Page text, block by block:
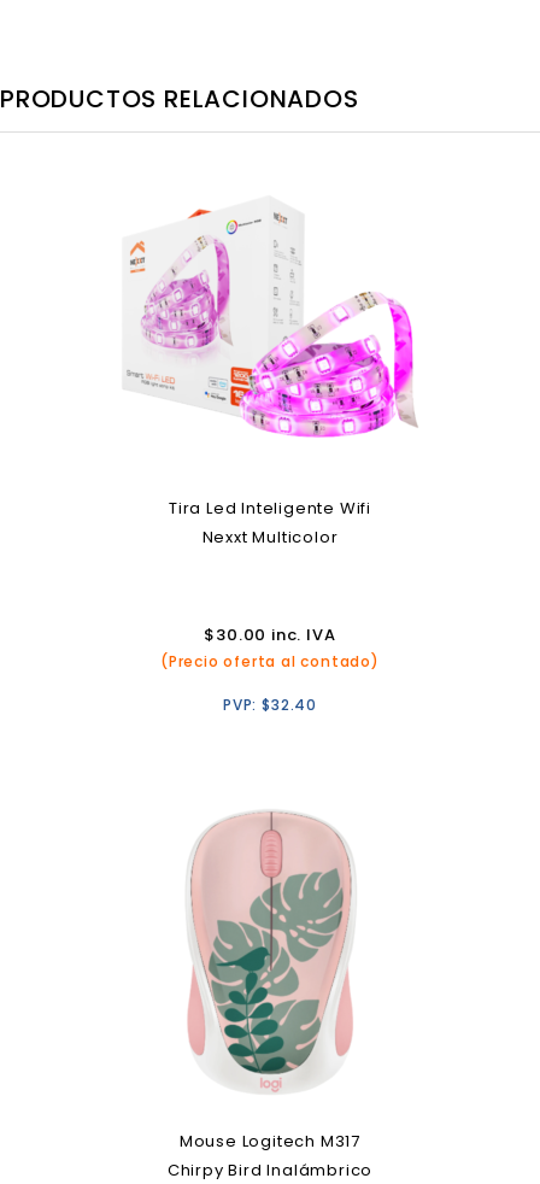
PRODUCTOS RELACIONADOS
Tira Led Inteligente Wifi
Nexxt Multicolor
$30.00 inc. IVA
(Precio oferta al contado)
PVP:$32.40
Mouse Logitech M317
Chirpy Bird Inalámbrico